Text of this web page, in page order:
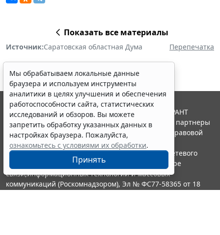
Показать все материалы
Источник:Саратовская областная Дума Перепечатка
Мы обрабатываем локальные данные
браузера и используем инструменты
аналитики в целях улучшения и обеспечения
работоспособности сайта, статистических
исследований и обзоров. Вы можете
запретить обработку указанных данных в
настройках браузера. Пожалуйста,
ознакомьтесь с условиями их обработки.
Принять
© ООО "НПП "ГАРАНТ-СЕРВИС", 2026. Система ГАРАНТ
выпускается с 1990 года. Компания "Гарант" и ее партнеры
являются участниками Российской ассоциации правовой
информации ГАРАНТ.
Портал ГАРАНТ.РУ зарегистрирован в качестве сетевого
издания Федеральной службой по надзору в сфере
связи,информационных технологий и массовых
коммуникаций (Роскомнадзором), Эл № ФС77-58365 от 18